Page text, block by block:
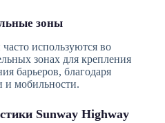
зоны
используются во
зонах для крепления
барьеров, благодаря
и мобильности.
Sunway Highway